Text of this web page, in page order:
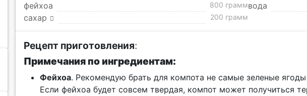
фейхоа 800 граммвода
сахар 200 грамм
Рецепт приготовления:
Примечания по ингредиентам:
Фейхоа. Рекомендую брать для компота не самые зеленые
Если фейхоа будет совсем твердая, компот может получиться